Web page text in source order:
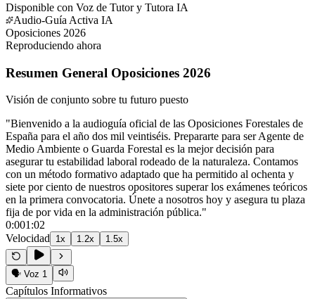
Disponible con Voz de Tutor y Tutora IA
Audio-Guía Activa IA
Oposiciones 2026
Reproduciendo ahora
Resumen General Oposiciones 2026
Visión de conjunto sobre tu futuro puesto
"Bienvenido a la audioguía oficial de las Oposiciones Forestales de
España para el año dos mil veintiséis. Prepararte para ser Agente de
Medio Ambiente o Guarda Forestal es la mejor decisión para
asegurar tu estabilidad laboral rodeado de la naturaleza. Contamos
con un método formativo adaptado que ha permitido al ochenta y
siete por ciento de nuestros opositores superar los exámenes teóricos
en la primera convocatoria. Únete a nosotros hoy y asegura tu plaza
fija de por vida en la administración pública."
0:001:02
Velocidad
1x 1.2x 1.5x
🗣️ Voz 1
Capítulos Informativos